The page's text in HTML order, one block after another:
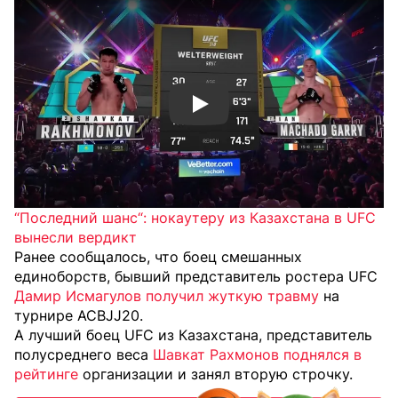
Смотреть видео YouTube
“Последний шанс“: нокаутеру из Казахстана в UFC
вынесли вердикт
Ранее сообщалось, что боец смешанных
единоборств, бывший представитель ростера UFC
Дамир Исмагулов получил жуткую травму на
турнире ACBJJ20.
А лучший боец UFC из Казахстана, представитель
полусреднего веса Шавкат Рахмонов поднялся в
рейтинге организации и занял вторую строчку.